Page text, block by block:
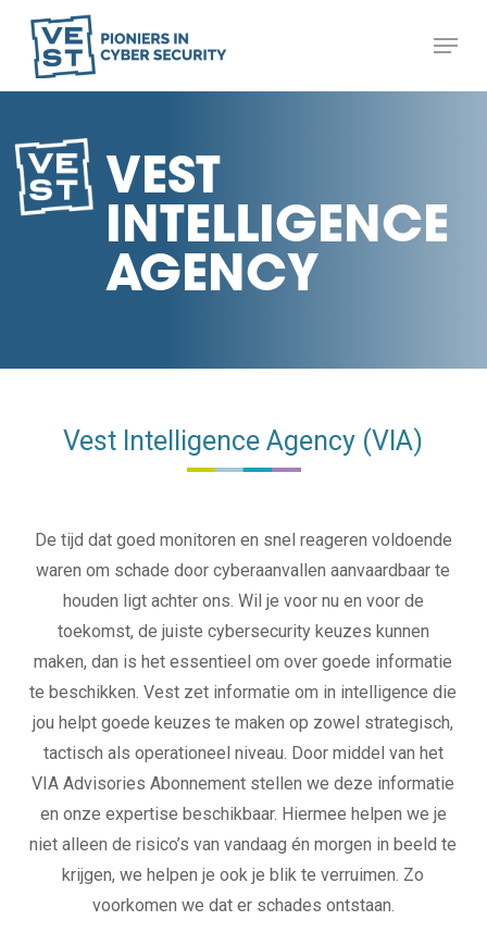
main
Menu
VEST
INTELLIGENCE
AGENCY
Vest Intelligence Agency (VIA)
De tijd dat goed monitoren en snel reageren voldoende
waren om schade door cyberaanvallen aanvaardbaar te
houden ligt achter ons. Wil je voor nu en voor de
toekomst, de juiste cybersecurity keuzes kunnen
maken, dan is het essentieel om over goede informatie
te beschikken. Vest zet informatie om in intelligence die
jou helpt goede keuzes te maken op zowel strategisch,
tactisch als operationeel niveau. Door middel van het
VIA Advisories Abonnement stellen we deze informatie
en onze expertise beschikbaar. Hiermee helpen we je
niet alleen de risico’s van vandaag én morgen in beeld te
krijgen, we helpen je ook je blik te verruimen. Zo
voorkomen we dat er schades ontstaan.
Menu